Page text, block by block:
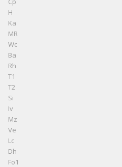
H
Ka
MR
Wc
Ba
Rh
T1
T2
Si
Iv
Mz
Ve
Lc
Dh
Fo1